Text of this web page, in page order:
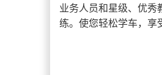
业务人员和星级、优
练。使您轻松学车，享